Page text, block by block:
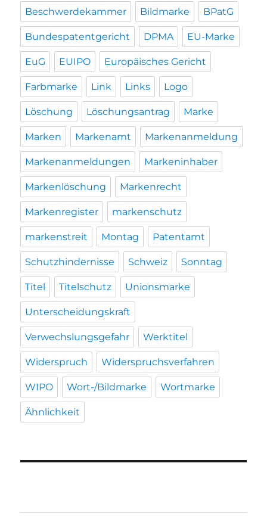
Beschwerdekammer Bildmarke BPatG
Bundespatentgericht DPMA EU-Marke
EuG EUIPO Europäisches Gericht
Farbmarke Link Links Logo
Löschung Löschungsantrag Marke
Marken Markenamt Markenanmeldung
Markenanmeldungen Markeninhaber
Markenlöschung Markenrecht
Markenregister markenschutz
markenstreit Montag Patentamt
Schutzhindernisse Schweiz Sonntag
Titel Titelschutz Unionsmarke
Unterscheidungskraft
Verwechslungsgefahr Werktitel
Widerspruch Widerspruchsverfahren
WIPO Wort-/Bildmarke Wortmarke
Ähnlichkeit